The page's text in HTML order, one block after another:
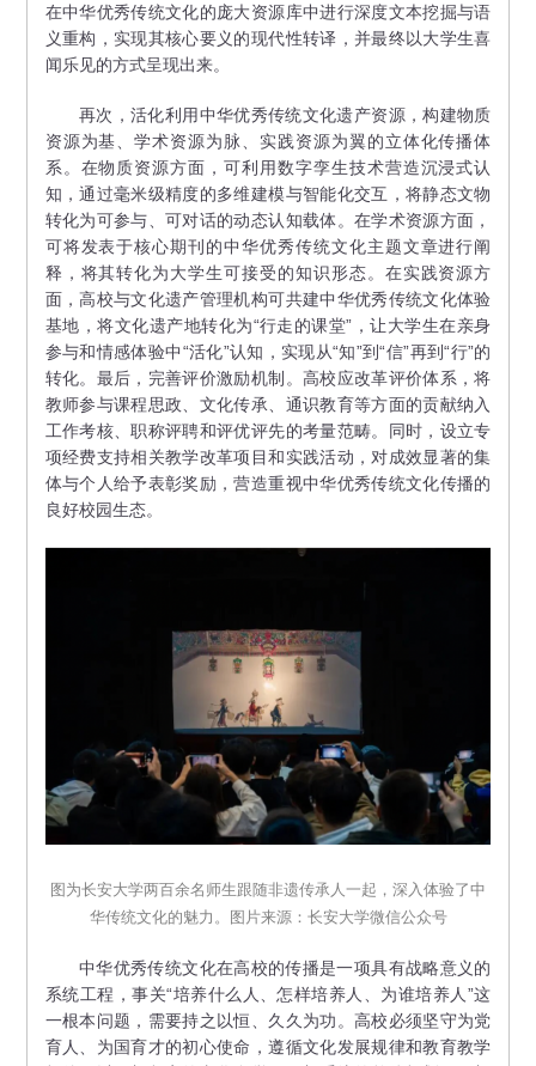
在中华优秀传统文化的庞大资源库中进行深度文本挖掘与语
义重构，实现其核心要义的现代性转译，并最终以大学生喜
闻乐见的方式呈现出来。
再次，活化利用中华优秀传统文化遗产资源，构建物质
资源为基、学术资源为脉、实践资源为翼的立体化传播体
系。在物质资源方面，可利用数字孪生技术营造沉浸式认
知，通过毫米级精度的多维建模与智能化交互，将静态文物
转化为可参与、可对话的动态认知载体。在学术资源方面，
可将发表于核心期刊的中华优秀传统文化主题文章进行阐
释，将其转化为大学生可接受的知识形态。在实践资源方
面，高校与文化遗产管理机构可共建中华优秀传统文化体验
基地，将文化遗产地转化为“行走的课堂”，让大学生在亲身
参与和情感体验中“活化”认知，实现从“知”到“信”再到“行”的
转化。最后，完善评价激励机制。高校应改革评价体系，将
教师参与课程思政、文化传承、通识教育等方面的贡献纳入
工作考核、职称评聘和评优评先的考量范畴。同时，设立专
项经费支持相关教学改革项目和实践活动，对成效显著的集
体与个人给予表彰奖励，营造重视中华优秀传统文化传播的
良好校园生态。
图为长安大学两百余名师生跟随非遗传承人一起，深入体验了中
华传统文化的魅力。图片来源：长安大学微信公众号
中华优秀传统文化在高校的传播是一项具有战略意义的
系统工程，事关“培养什么人、怎样培养人、为谁培养人”这
一根本问题，需要持之以恒、久久为功。高校必须坚守为党
育人、为国育才的初心使命，遵循文化发展规律和教育教学